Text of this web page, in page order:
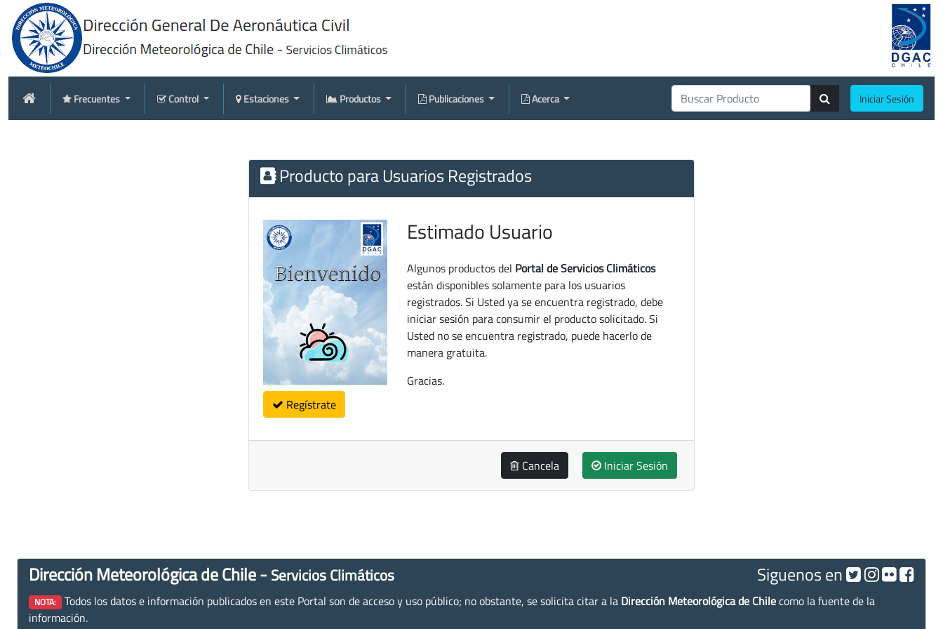
Frecuentes Control Estaciones Productos Publicaciones Acerca Iniciar Sesión
Producto para Usuarios Registrados
Regístrate
Estimado Usuario
Algunos productos del Portal de Servicios Climáticos
están disponibles solamente para los usuarios
registrados. Si Usted ya se encuentra registrado, debe
iniciar sesión para consumir el producto solicitado. Si
Usted no se encuentra registrado, puede hacerlo de
manera gratuita.
Gracias.
Cancela Iniciar Sesión
Dirección Meteorológica de Chile - Servicios Climáticos Siguenos en
NOTA: Todos los datos e información publicados en este Portal son de acceso y uso público; no obstante, se solicita citar a la Dirección Meteorológica de Chilecomo la fuente de la
información.